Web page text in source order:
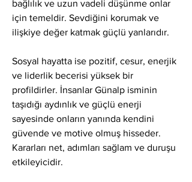
bağlılık ve uzun vadeli düşünme onlar
için temeldir. Sevdiğini korumak ve
ilişkiye değer katmak güçlü yanlarıdır.
Sosyal hayatta ise pozitif, cesur, enerjik
ve liderlik becerisi yüksek bir
profildirler. İnsanlar Günalp isminin
taşıdığı aydınlık ve güçlü enerji
sayesinde onların yanında kendini
güvende ve motive olmuş hisseder.
Kararları net, adımları sağlam ve duruşu
etkileyicidir.